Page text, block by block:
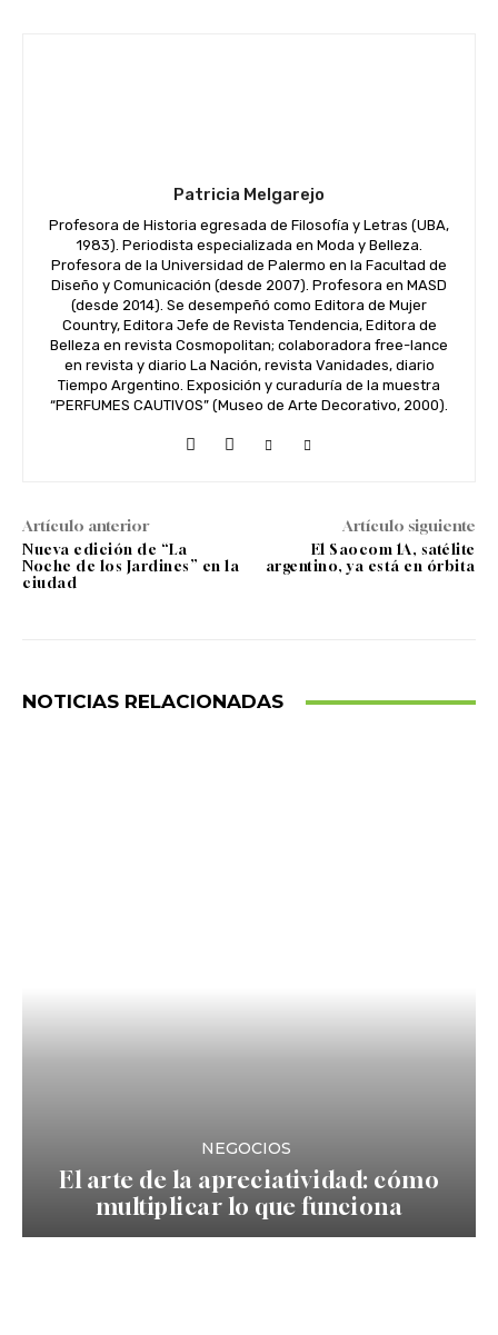
Patricia Melgarejo
Profesora de Historia egresada de Filosofía y Letras (UBA,
1983). Periodista especializada en Moda y Belleza.
Profesora de la Universidad de Palermo en la Facultad de
Diseño y Comunicación (desde 2007). Profesora en MASD
(desde 2014). Se desempeñó como Editora de Mujer
Country, Editora Jefe de Revista Tendencia, Editora de
Belleza en revista Cosmopolitan; colaboradora free-lance
en revista y diario La Nación, revista Vanidades, diario
Tiempo Argentino. Exposición y curaduría de la muestra
“PERFUMES CAUTIVOS” (Museo de Arte Decorativo, 2000).
Artículo anterior
Nueva edición de “La
Noche de los Jardines” en la
ciudad
Artículo siguiente
El Saocom 1A, satélite
argentino, ya está en órbita
NOTICIAS RELACIONADAS
NEGOCIOS
El arte de la apreciatividad: cómo
multiplicar lo que funciona